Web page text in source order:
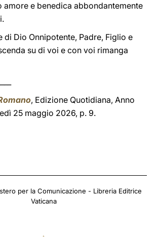
amore e benedica abbondantemente
di Dio Onnipotente, Padre, Figlio e
su di voi e con voi rimanga
, Edizione Quotidiana, Anno
25 maggio 2026, p. 9.
per la Comunicazione - Libreria Editrice
Vaticana